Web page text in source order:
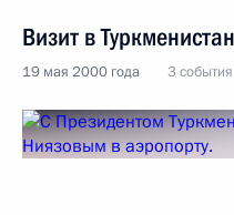
Визит в Туркменистан
19 мая 2000 года 3 события